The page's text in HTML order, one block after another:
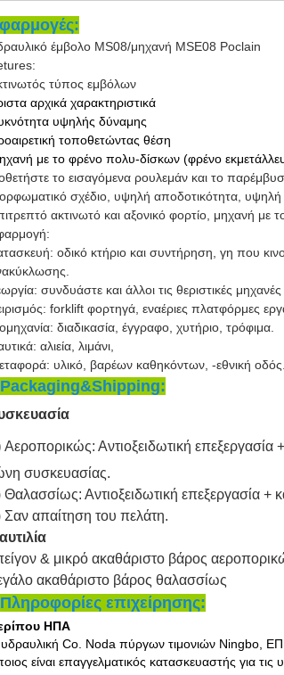
έμβολο MS08/μηχανή MSE08 Poclain
τύπος εμβόλων
αρχικά χαρακτηριστικά
υψηλής δύναμης
τοποθετώντας θέση
με το φρένο πολυ-δίσκων (φρένο
το εισαγόμενα ρουλεμάν και το
σχέδιο, υψηλή αποδοτικότητα,
ακτινωτό και αξονικό φορτίο, μηχανή
οδικό κτήριο και συντήρηση, γη που
συνδυάστε και άλλοι τις θεριστικές
forklift φορτηγά, εναέριες πλατφόρμες
διαδικασία, έγγραφο, χυτήριο, τρόφιμα.
αλιεία, λιμάνι,
υλικό, βαρέων καθηκόντων, -εθνική οδός.
Packaging&Shipping:
Αεροπορικώς: Αντιοξειδωτική επεξεργασία
συσκευασίας.
Θαλασσίως: Αντιοξειδωτική επεξεργασία +
Σαν απαίτηση του πελάτη.
& μικρό ακαθάριστο βάρος
ακαθάριστο βάρος θαλασσίως
Πληροφορίες επιχείρησης:
ΗΠΑ
Co. Noda πύργων τιμονιών Ningbo,
είναι επαγγελματικός κατασκευαστής για